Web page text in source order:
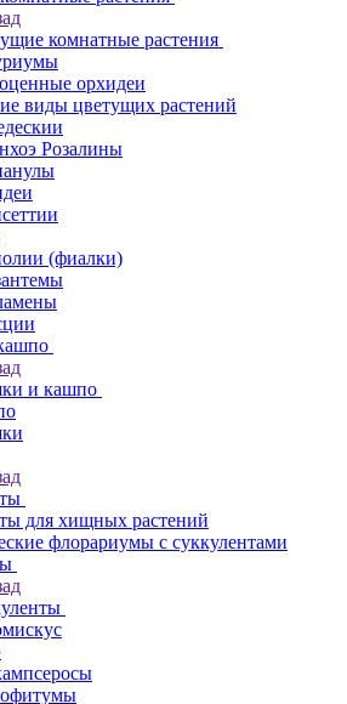
комнатные растения
орхидеи
виды цветущих растений
Розалины
(фиалки)
и кашпо
для хищных растений
флорариумы с суккулентами